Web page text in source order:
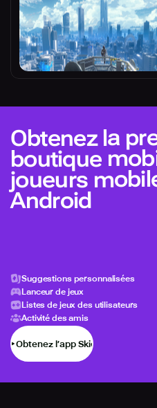
Obtenez la
boutique
joueurs
Android
Suggestions personnalisées
Lanceur de jeux
Listes de jeux des utilisateurs
Activité des amis
Obtenez l’app Skich